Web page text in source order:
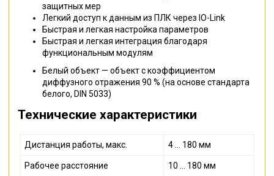
защитных мер
Легкий доступ к данным из ПЛК через IO-Link
Быстрая и легкая настройка параметров
Быстрая и легкая интеграция благодаря
функциональным модулям
Белый объект — объект с коэффициентом
диффузного отражения 90 % (на основе стандарта
белого, DIN 5033)
Технические характеристики
Дистанция работы, макс. 4 ... 180 мм
Рабочее расстояние 10 ... 180 мм